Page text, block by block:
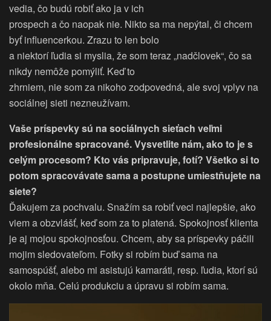
vedia, čo budú robiť ako ja v ich
prospech a čo naopak nie. Nikto sa ma nepýtal, či chcem
byť influencerkou. Zrazu to len bolo
a niektorí ľudia si myslia, že som teraz „nadčlovek“, čo sa
nikdy nemôže pomýliť. Keď to
zhrniem, nie som za nikoho zodpovedná, ale svoj vplyv na
sociálnej sieti nezneužívam.
Vaše príspevky sú na sociálnych sieťach veľmi
profesionálne spracované. Vysvetlite nám, ako to je s
celým procesom? Kto vás pripravuje, fotí? Všetko si to
potom spracovávate sama a postupne umiestňujete na
siete?
Ďakujem za pochvalu. Snažím sa robiť veci najlepšie, ako
viem a obzvlášť, keď som za to platená. Spokojnosť klienta
je aj mojou spokojnosťou. Chcem, aby sa príspevky páčili
mojim sledovateľom. Fotky si robím buď sama na
samospúšť, alebo mi asistujú kamaráti, resp. ľudia, ktorí sú
okolo mňa. Celú produkciu a úpravu si robím sama.